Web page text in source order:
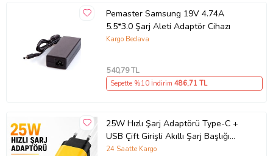
Pemaster Samsung 19V 4.74A
5.5*3.0 Şarj Aleti Adaptör Cihazı
Kargo Bedava
540,79 TL
Sepette %10 İndirim 486,71 TL
25W Hızlı Şarj Adaptörü Type-C +
USB Çift Girişli Akıllı Şarj Başlığı
Kompakt Tasarım
24 Saatte Kargo